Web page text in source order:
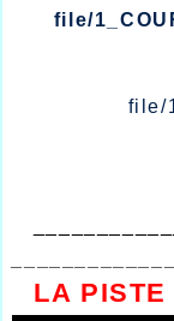
file/
file/
LA PISTE